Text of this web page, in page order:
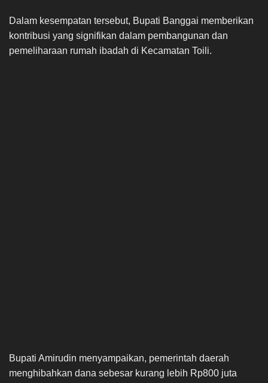
Dalam kesempatan tersebut, Bupati Banggai memberikan
kontribusi yang signifikan dalam pembangunan dan
pemeliharaan rumah ibadah di Kecamatan Toili.
Bupati Amirudin menyampaikan, pemerintah daerah
menghibahkan dana sebesar kurang lebih Rp800 juta